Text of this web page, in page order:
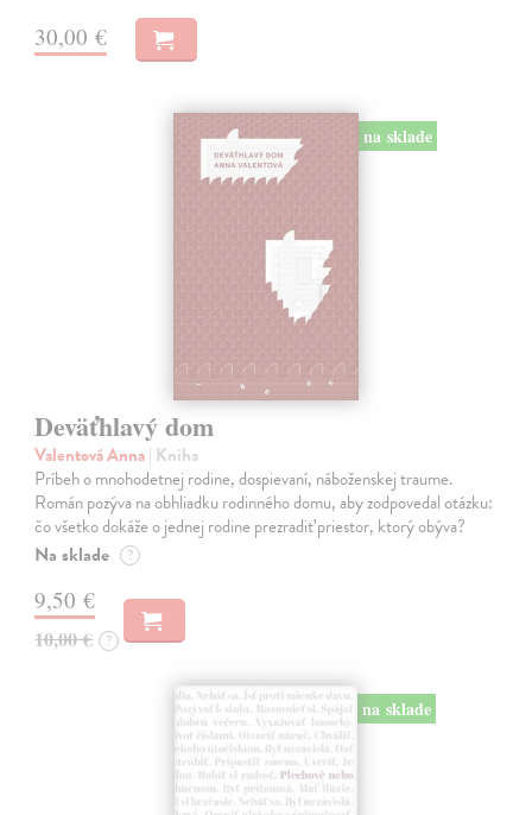
30,00 €
na sklade
Deväťhlavý dom
Valentová Anna| Kniha
Príbeh o mnohodetnej rodine, dospievaní, náboženskej traume.
Román pozýva na obhliadku rodinného domu, aby zodpovedal otázku:
čo všetko dokáže o jednej rodine prezradiť priestor, ktorý obýva?
Na sklade ?
9,50 €
10,00 € ?
na sklade